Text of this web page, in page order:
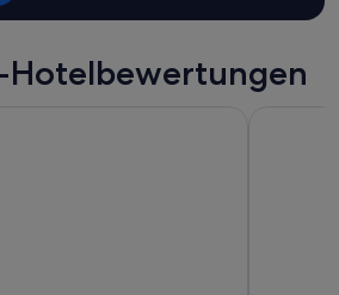
Hotelbewertungen